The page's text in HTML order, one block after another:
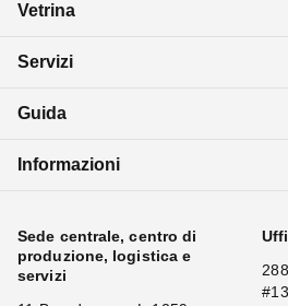
Vetrina
Servizi
Guida
Informazioni
Sede centrale, centro di
produzione, logistica e
servizi